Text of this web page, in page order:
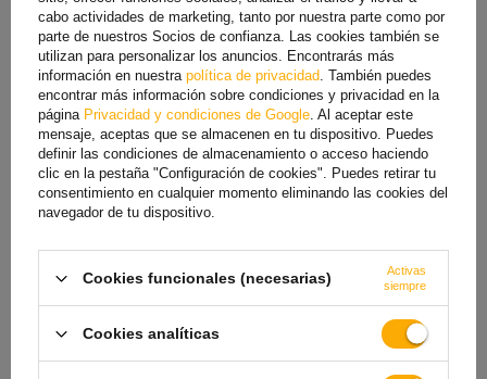
TE VA A INTERESAR
Lámpara de posición LED
universal WAŚ W189 1340
Juego de dos lámparas de
señalización universales
ASPÖCK SUPERPOINT II sobre
cabo actividades de marketing, tanto por nuestra parte como por
parte de nuestros Socios de confianza. Las cookies también se
utilizan para personalizar los anuncios. Encontrarás más
información en nuestra política de privacidad. También puedes
encontrar más información sobre condiciones y privacidad en la
página Privacidad y condiciones de Google. Al aceptar este
mensaje, aceptas que se almacenen en tu dispositivo. Puedes
definir las condiciones de almacenamiento o acceso haciendo
clic en la pestaña "Configuración de cookies". Puedes retirar tu
consentimiento en cualquier momento eliminando las cookies del
navegador de tu dispositivo.
Cookies funcionales (necesarias)
Activas
siempre
Cookies analíticas